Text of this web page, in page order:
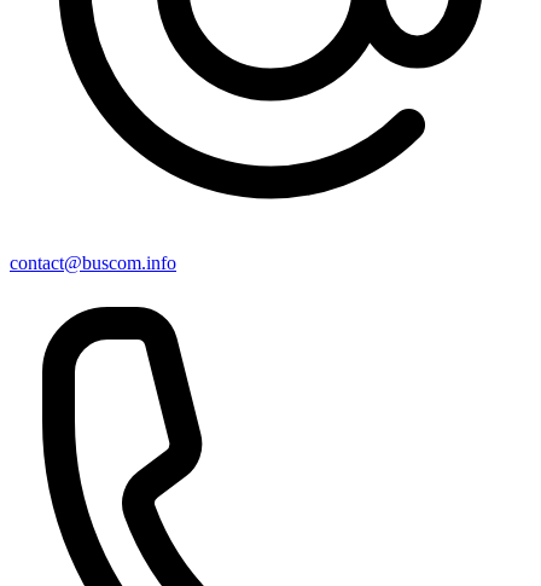
contact@buscom.info